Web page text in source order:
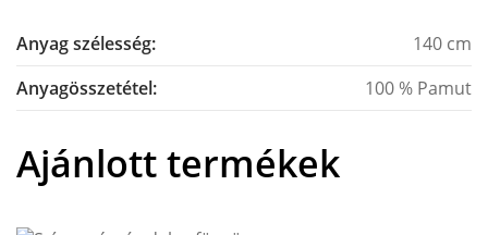
Anyag szélesség:
140 cm
Anyagösszetétel:
100 % Pamut
Ajánlott termékek